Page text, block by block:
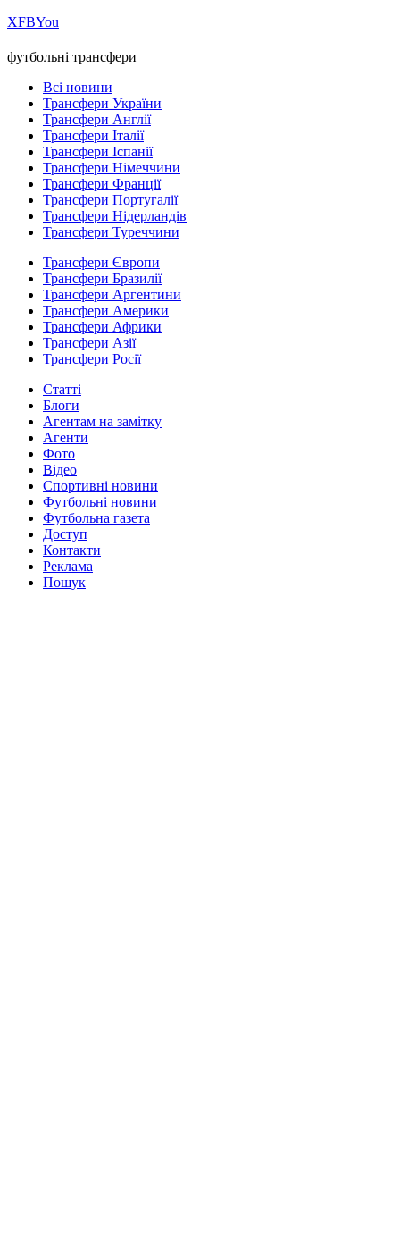
ХFBYou
футбольні трансфери
Всі новини
Трансфери України
Трансфери Англії
Трансфери Італії
Трансфери Іспанії
Трансфери Німеччини
Трансфери Франції
Трансфери Португалії
Трансфери Нідерландів
Трансфери Туреччини
Трансфери Європи
Трансфери Бразилії
Трансфери Аргентини
Трансфери Америки
Трансфери Африки
Трансфери Азії
Трансфери Росії
Статті
Блоги
Агентам на замітку
Агенти
Фото
Відео
Спортивні новини
Футбольні новини
Футбольна газета
Доступ
Контакти
Реклама
Пошук